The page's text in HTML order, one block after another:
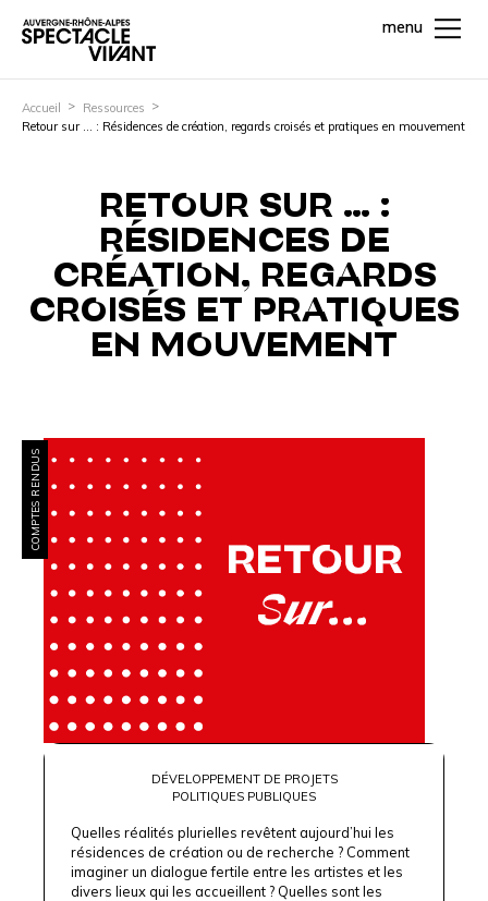
menu
Accueil
Ressources
Retour sur … : Résidences de création, regards croisés et pratiques en mouvement
RETOUR SUR … :
RÉSIDENCES DE
CRÉATION, REGARDS
CROISÉS ET PRATIQUES
EN MOUVEMENT
COMPTES RENDUS
DÉVELOPPEMENT DE PROJETS
POLITIQUES PUBLIQUES
Quelles réalités plurielles revêtent aujourd’hui les
résidences de création ou de recherche ? Comment
imaginer un dialogue fertile entre les artistes et les
divers lieux qui les accueillent ? Quelles sont les